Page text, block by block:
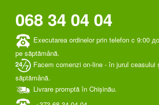
068 34 04 04
Executarea ordinelor prin telefon c 9:00
pe săptămână.
Facem comenzi on-line - în jurul ceasului
săptămână.
Livrare promptă în Chișinău.